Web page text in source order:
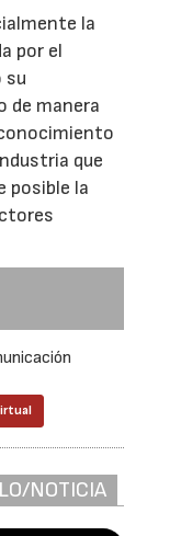
la
por el
su
de manera
que
posible la
NOTICIA